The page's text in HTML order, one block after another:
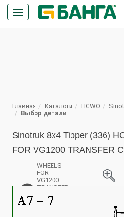
Кнопка
меню
Главная Каталоги HOWO
Выбор детали
Sinotruk 8x4 Tipper (336)
FOR VG1200 TRANSFER
WHEELS
FOR
VG1200
TRANSFER
CASE
WITH DIFF.